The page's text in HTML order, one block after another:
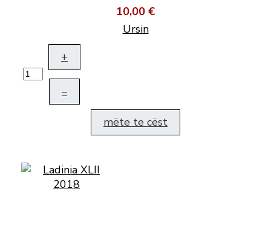
10,00 €
Ursin
+
–
mëte te cëst